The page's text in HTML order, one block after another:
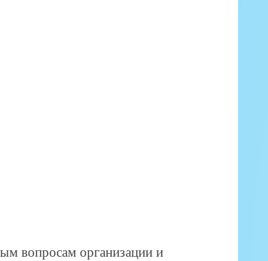
вопросам организации и